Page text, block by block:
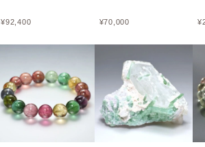
¥92,400 ¥70,000 ¥